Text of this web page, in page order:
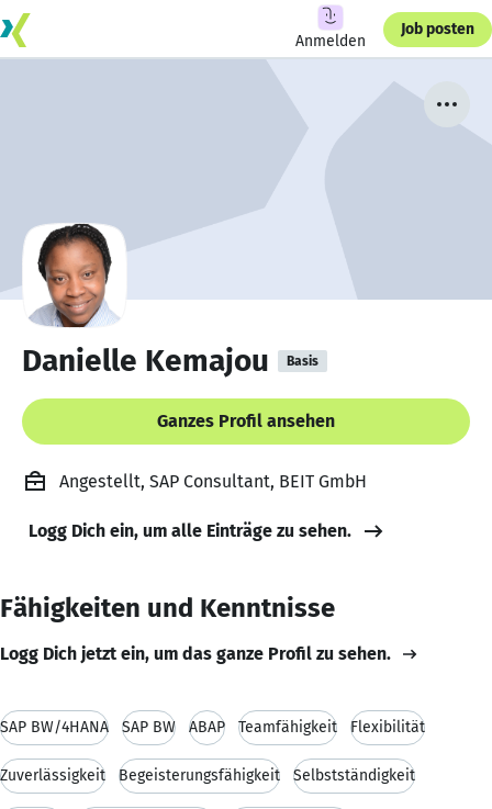
Anmelden
Job posten
Danielle Kemajou Basis
Ganzes Profil ansehen
Angestellt, SAP Consultant, BEIT GmbH
Logg Dich ein, um alle Einträge zu sehen.
Fähigkeiten und Kenntnisse
Logg Dich jetzt ein, um das ganze Profil zu sehen.
SAP BW/4HANA SAP BW ABAP Teamfähigkeit Flexibilität
Zuverlässigkeit Begeisterungsfähigkeit Selbstständigkeit